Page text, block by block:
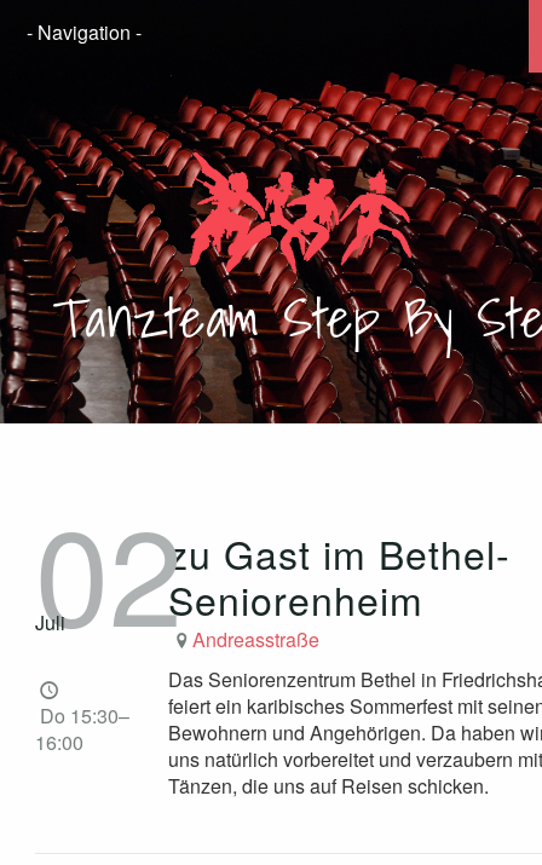
TanzteamStep By
zu Gast im Bethel-
Seniorenheim
02
Juli
Do 15:30–
16:00
Andreasstraße
Das Seniorenzentrum Bethel in
feiert ein karibisches Sommerfest mit
Bewohnern und Angehörigen. Da haben
uns natürlich vorbereitet und verzaubern mit
Tänzen, die uns auf Reisen schicken.